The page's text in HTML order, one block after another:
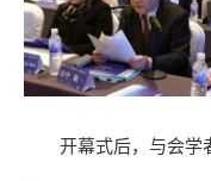
开幕式后，与会学